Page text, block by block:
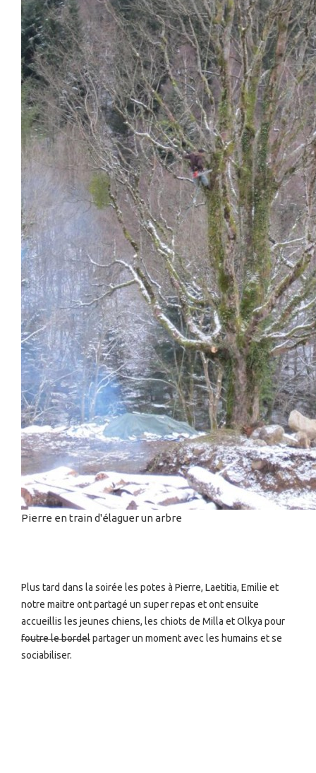
Pierre en train d'élaguer un arbre
Plus tard dans la soirée les potes à Pierre, Laetitia, Emilie et
notre maitre ont partagé un super repas et ont ensuite
accueillis les jeunes chiens, les chiots de Milla et Olkya pour
foutre le bordelpartager un moment avec les humains et se
sociabiliser.